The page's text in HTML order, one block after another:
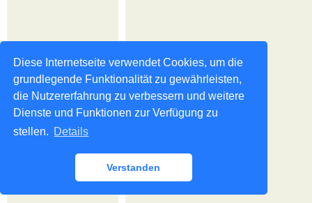
Diese Internetseite verwendet Cookies, um die
grundlegende Funktionalität zu gewährleisten,
die Nutzererfahrung zu verbessern und weitere
Dienste und Funktionen zur Verfügung zu
stellen. Details
Verstanden